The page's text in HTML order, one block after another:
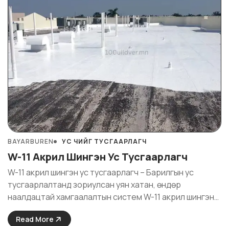
BAYARBUREN УС ЧИЙГ ТУСГААРЛАГЧ
W-11 Акрил Шингэн Ус Тусгаарлагч
W-11 акрил шингэн ус тусгаарлагч – Барилгын ус
тусгаарлалтанд зориулсан уян хатан, өндөр
наалдацтай хамгаалалтын систем W-11 акрил шингэн
ус тусгаарлагч(akril shingen us tusgaarlagch) нь ус
чийг тусгаарлахад яг тохирсон найруулгатай акрил
Read More